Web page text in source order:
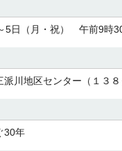
5日（月・祝） 午前9時
派川地区センター（１３８
30年